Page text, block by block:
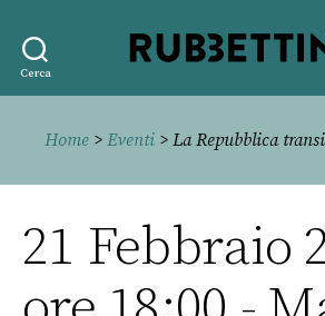
Cerca
editore
Home > Eventi > La Repubblica
21 Febbraio